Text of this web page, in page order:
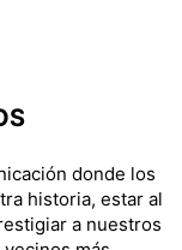
donde los
historia, estar al
a nuestros